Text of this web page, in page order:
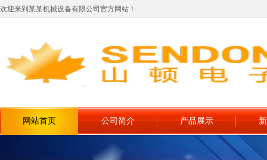
欢迎来到某某机械设备有限公司官方网站！
网站首页 公司简介 产品展示